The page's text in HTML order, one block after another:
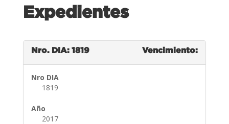
Expedientes
Nro. DIA: 1819 Vencimiento:
Nro DIA
1819
Año
2017